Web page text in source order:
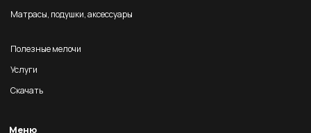
Матрасы, подушки, аксессуары
Полезные мелочи
Услуги
Скачать
Меню